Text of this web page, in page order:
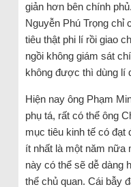
giản hơn bên chính
Nguyễn Phú Trọng chỉ
tiêu thật phi lí rồi giao
ngồi không giám sát
không được thì dùng lí
Hiện nay ông Phạm
phụ tá, rất có thể ông
mục tiêu kinh tế có
ít nhất là một năm nữa
này có thể sẽ dễ dàng
thể chủ quan. Cái bẫy